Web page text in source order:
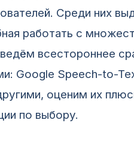
Среди них
работать с
всестороннее
Google Speech-to-
оценим их
по выбору.